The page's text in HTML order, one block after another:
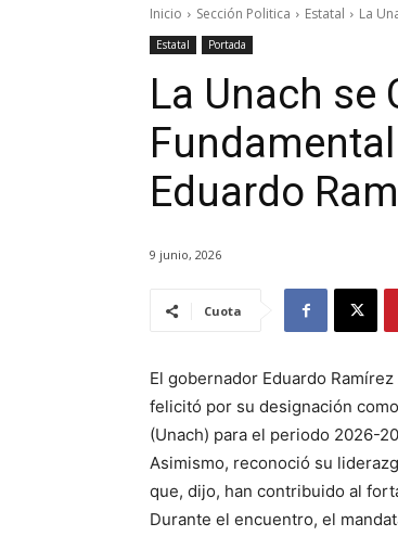
Inicio Sección Politica Estatal La
Estatal Portada
La Unach se
Eduardo
9 junio, 2026
Cuota
El gobernador Eduardo
felicitó por su designación
(Unach) para el periodo 2026-
Asimismo, reconoció su
que, dijo, han contribuido al
Durante el encuentro, el